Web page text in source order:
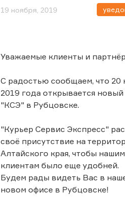
19 ноября, 2019
Уважаемые клиенты и
С радостью сообщаем, что 20
2019 года открывается
"КСЭ" в Рубцовске.
"Курьер Сервис Экспресс"
своё присутствие на
Алтайского края, чтобы нашим
клиентам было еще удобней.
Будем рады видеть Вас в
новом офисе в Рубцовске!